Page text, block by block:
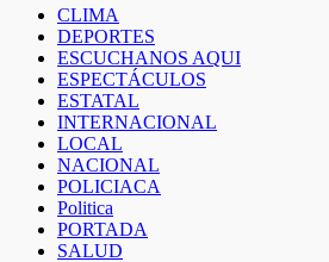
CLIMA
DEPORTES
ESCUCHANOS AQUI
ESPECTÁCULOS
ESTATAL
INTERNACIONAL
LOCAL
NACIONAL
POLICIACA
Politica
PORTADA
SALUD